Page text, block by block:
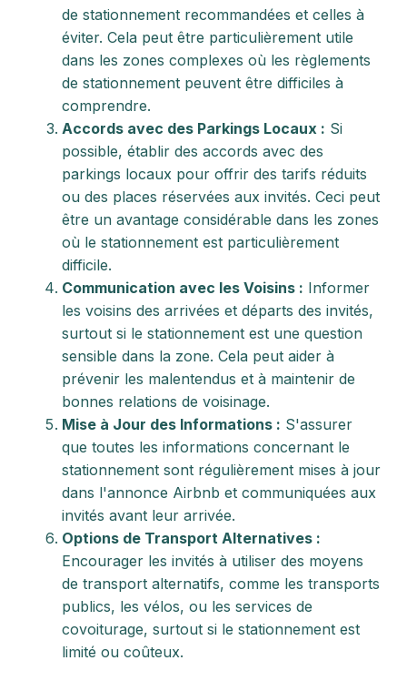
de stationnement recommandées et celles à
éviter. Cela peut être particulièrement utile
dans les zones complexes où les règlements
de stationnement peuvent être difficiles à
comprendre.
Accords avec des Parkings Locaux : Si
possible, établir des accords avec des
parkings locaux pour offrir des tarifs réduits
ou des places réservées aux invités. Ceci peut
être un avantage considérable dans les zones
où le stationnement est particulièrement
difficile.
Communication avec les Voisins : Informer
les voisins des arrivées et départs des invités,
surtout si le stationnement est une question
sensible dans la zone. Cela peut aider à
prévenir les malentendus et à maintenir de
bonnes relations de voisinage.
Mise à Jour des Informations : S'assurer
que toutes les informations concernant le
stationnement sont régulièrement mises à jour
dans l'annonce Airbnb et communiquées aux
invités avant leur arrivée.
Options de Transport Alternatives :
Encourager les invités à utiliser des moyens
de transport alternatifs, comme les transports
publics, les vélos, ou les services de
covoiturage, surtout si le stationnement est
limité ou coûteux.